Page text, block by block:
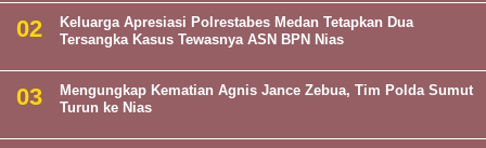
Keluarga Apresiasi Polrestabes Medan Tetapkan Dua
Tersangka Kasus Tewasnya ASN BPN Nias
Mengungkap Kematian Agnis Jance Zebua, Tim Polda Sumut
Turun ke Nias